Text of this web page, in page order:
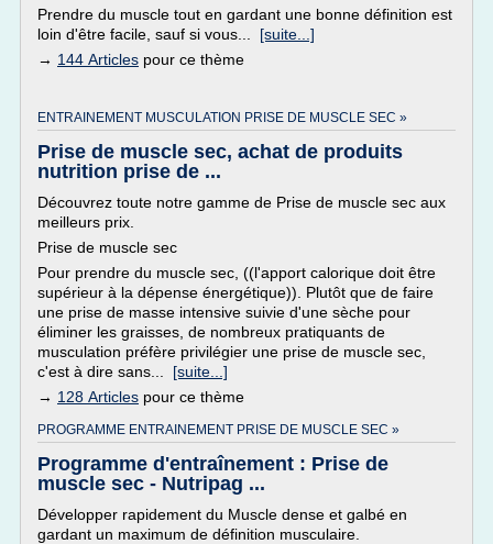
Prendre du muscle tout en gardant une bonne définition est
loin d'être facile, sauf si vous... [suite...]
→ 144 Articles pour ce thème
ENTRAINEMENT MUSCULATION PRISE DE MUSCLE SEC »
Prise de muscle sec, achat de produits
nutrition prise de ...
Découvrez toute notre gamme de Prise de muscle sec aux
meilleurs prix.
Prise de muscle sec
Pour prendre du muscle sec, ((l'apport calorique doit être
supérieur à la dépense énergétique)). Plutôt que de faire
une prise de masse intensive suivie d'une sèche pour
éliminer les graisses, de nombreux pratiquants de
musculation préfère privilégier une prise de muscle sec,
c'est à dire sans... [suite...]
→ 128 Articles pour ce thème
PROGRAMME ENTRAINEMENT PRISE DE MUSCLE SEC »
Programme d'entraînement : Prise de
muscle sec - Nutripag ...
Développer rapidement du Muscle dense et galbé en
gardant un maximum de définition musculaire.